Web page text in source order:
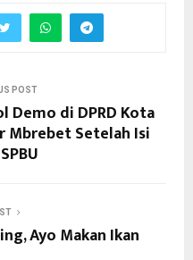
POST
Demo di DPRD Kota
Mbrebet Setelah Isi
Ayo Makan Ikan